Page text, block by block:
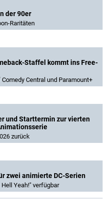
der 90er
Raritäten
Staffel kommt ins Free-
Central und Paramount+
und Starttermin zur vierten
zurück
zwei animierte DC-Serien
Yeah!" verfügbar